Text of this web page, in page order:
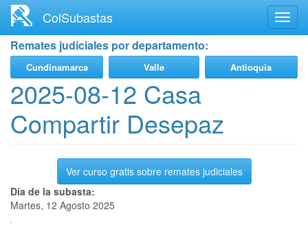
contenido
principal
ColSubastas
Remates judiciales por departamento:
Cundinamarca Valle Antioquia
2025-08-12 Casa
Compartir Desepaz
Ver curso gratis sobre remates judiciales
Día de la subasta:
Martes, 12 Agosto 2025